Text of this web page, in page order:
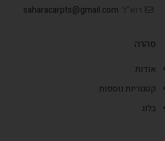
דוא"ל: saharacarpts@gmail.com
סהרה
אודות
קטגוריות נוספות
בלוג